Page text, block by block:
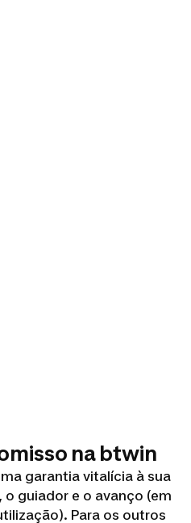
na btwin
garantia vitalícia à sua
guiador e o avanço (em
Para os outros